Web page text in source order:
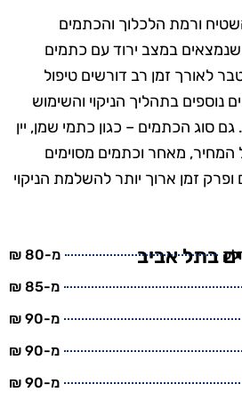
ורמת הלכלוך והכתמים
במצב ירוד עם כתמים
לאורך זמן רב דורשים טיפול
נוספים בתהליך הניקוי והשימוש
סוג הכתמים – כגון כתמי שמן, יין
המחיר, מאחר וכתמים מסוימים
ופרק זמן ארוך יותר להשלמת הניקוי
בתל אביב
מ-80 ₪
מ-85 ₪
מ-90 ₪
מ-90 ₪
מ-90 ₪